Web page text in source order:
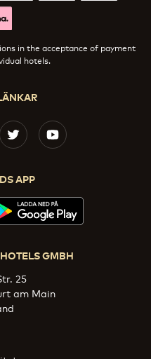
APP
in the acceptance of payment
hotels.
GMBH
25
am Main